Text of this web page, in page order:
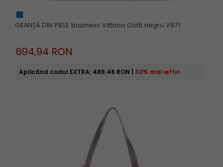
GEANȚĂ DIN PIELE business Vittoria Gotti negru V871
694,94 RON
Aplicând codul EXTRA: 486.46 RON 30% mai ieftin